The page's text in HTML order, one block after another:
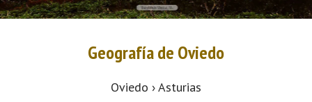
Geografía de Oviedo
Oviedo › Asturias